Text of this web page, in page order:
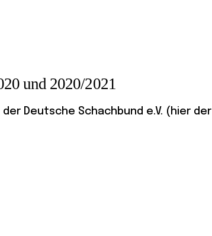
und 2020/2021
Deutsche Schachbund e.V. (hier der